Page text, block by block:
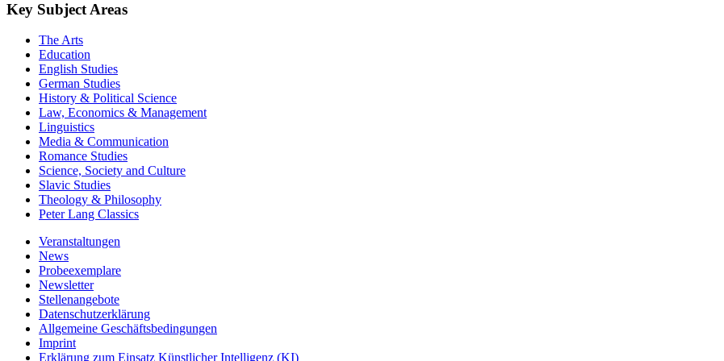
Key Subject Areas
The Arts
Education
English Studies
German Studies
History & Political Science
Law, Economics & Management
Linguistics
Media & Communication
Romance Studies
Science, Society and Culture
Slavic Studies
Theology & Philosophy
Peter Lang Classics
Veranstaltungen
News
Probeexemplare
Newsletter
Stellenangebote
Datenschutzerklärung
Allgemeine Geschäftsbedingungen
Imprint
Erklärung zum Einsatz Künstlicher Intelligenz (KI)